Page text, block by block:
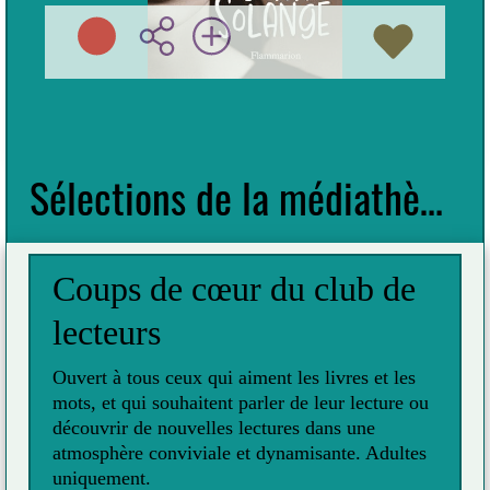
Sélections de la médiathèque
Coups de cœur du club de
lecteurs
Ouvert à tous ceux qui aiment les livres et les
mots, et qui souhaitent parler de leur lecture ou
découvrir de nouvelles lectures dans une
atmosphère conviviale et dynamisante. Adultes
uniquement.